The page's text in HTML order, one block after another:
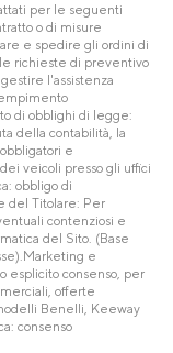
per le seguenti
o di misure
e spedire gli ordini di
richieste di preventivo
l'assistenza
di obblighi di legge:
della contabilità, la
e
veicoli presso gli uffici
obbligo di
del Titolare: Per
contenziosi e
del Sito. (Base
e
esplicito consenso, per
offerte
Benelli, Keeway
consenso